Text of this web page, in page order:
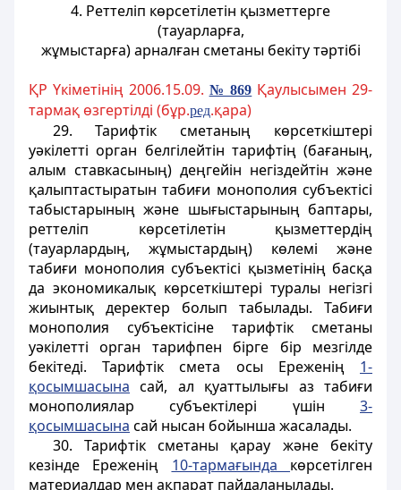
4. Реттелiп көрсетiлетiн қызметтерге
(тауарларға,
жұмыстарға) арналған сметаны бекіту тәртібі
ҚР Үкіметінің 2006.15.09. № 869 Қаулысымен 29-
тармақ өзгертілді (бұр.ред.қара)
29. Тарифтік сметаның көрсеткiштерi
уәкілеттi орган белгілейтiн тарифтiң (бағаның,
алым ставкасының) деңгейiн негіздейтiн және
қалыптастыратын табиғи монополия субъектiсi
табыстарының және шығыстарының баптары,
реттеліп көрсетілетін қызметтердiң
(тауарлардың, жұмыстардың) көлемi және
табиғи монополия субъектiсi қызметiнiң басқа
да экономикалық көрсеткіштерi туралы негiзгi
жиынтық деректер болып табылады. Табиғи
монополия субъектiсiне тарифтік сметаны
уәкілеттi орган тарифпен бірге бір мезгiлде
бекiтедi. Тарифтiк смета осы Ереженiң 1-
қосымшасына сай, ал қуаттылығы аз табиғи
монополиялар субъектілері үшін 3-
қосымшасына сай нысан бойынша жасалады.
30. Тарифтік сметаны қарау және бекіту
кезiнде Ереженiң 10-тармағында көрсетілген
материалдар мен ақпарат пайдаланылады.